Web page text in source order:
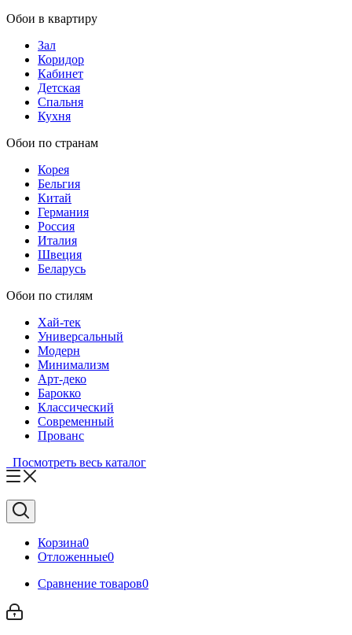
Обои в квартиру
Зал
Коридор
Кабинет
Детская
Спальня
Кухня
Обои по странам
Корея
Бельгия
Китай
Германия
Россия
Италия
Швеция
Беларусь
Обои по стилям
Хай-тек
Универсальный
Модерн
Минимализм
Арт-деко
Барокко
Классический
Современный
Прованс
Посмотреть весь каталог
Корзина0
Отложенные0
Сравнение товаров0